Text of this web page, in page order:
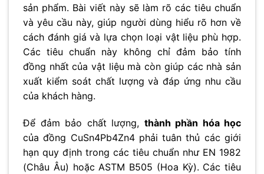
sản phẩm. Bài viết này sẽ làm rõ các tiêu chuẩn
và yêu cầu này, giúp người dùng hiểu rõ hơn về
cách đánh giá và lựa chọn loại vật liệu phù hợp.
Các tiêu chuẩn này không chỉ đảm bảo tính
đồng nhất của vật liệu mà còn giúp các nhà sản
xuất kiểm soát chất lượng và đáp ứng nhu cầu
của khách hàng.
Để đảm bảo chất lượng, thành phần hóa học
của đồng CuSn4Pb4Zn4 phải tuân thủ các giới
hạn quy định trong các tiêu chuẩn như EN 1982
(Châu Âu) hoặc ASTM B505 (Hoa Kỳ). Các tiêu